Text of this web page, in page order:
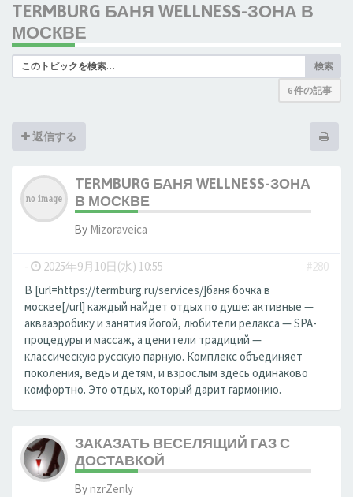
TERMBURG БАНЯ WELLNESS-ЗОНА В
МОСКВЕ
検索
6 件の記事
返信する
TERMBURG БАНЯ WELLNESS-ЗОНА
В МОСКВЕ
By Mizoraveica
- 2025年9月10日(水) 10:55
#280
В [url=https://termburg.ru/services/]баня бочка в
москве[/url] каждый найдет отдых по душе: активные —
аквааэробику и занятия йогой, любители релакса — SPA-
процедуры и массаж, а ценители традиций —
классическую русскую парную. Комплекс объединяет
поколения, ведь и детям, и взрослым здесь одинаково
комфортно. Это отдых, который дарит гармонию.
ЗАКАЗАТЬ ВЕСЕЛЯЩИЙ ГАЗ С
ДОСТАВКОЙ
BynzrZenly